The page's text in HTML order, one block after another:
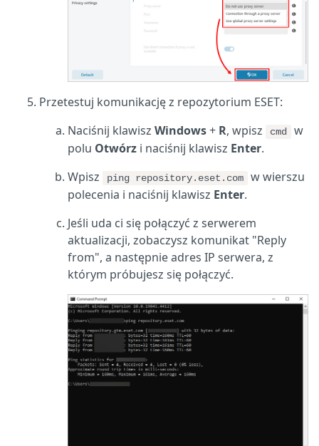
Przetestuj komunikację z repozytorium ESET:
Naciśnij klawisz Windows+ R, wpisz cmd
w
polu Otwórz i naciśnij klawisz Enter.
Wpisz
ping repository.eset.com
w wierszu
polecenia i naciśnij klawisz Enter.
Jeśli uda ci się połączyć z serwerem
aktualizacji, zobaczysz komunikat "Reply
from", a następnie adres IP serwera, z
którym próbujesz się połączyć.